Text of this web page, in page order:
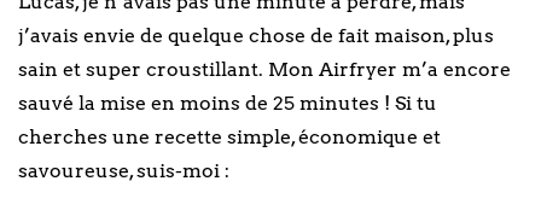
j’avais envie de quelque chose de fait maison, plus
sain et super croustillant. Mon Airfryer m’a encore
sauvé la mise en moins de 25 minutes ! Si tu
cherches une recette simple, économique et
savoureuse, suis-moi :